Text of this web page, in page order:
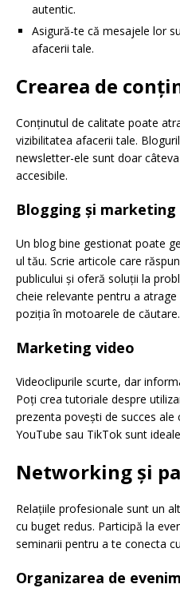
autentic.
Asigură-te că mesajele lor
afacerii tale.
Crearea de
Conținutul de calitate poate
vizibilitatea afacerii tale.
newsletter-ele sunt doar
accesibile.
Blogging și
Un blog bine gestionat poate
ul tău. Scrie articole care
publicului și oferă soluții la
cheie relevante pentru a
poziția în motoarele de căutare.
Marketing video
Videoclipurile scurte, dar
Poți crea tutoriale despre
prezenta povești de succes
YouTube sau TikTok sunt
Networking și
Relațiile profesionale sunt un
cu buget redus. Participă la
seminarii pentru a te conecta
Organizarea de